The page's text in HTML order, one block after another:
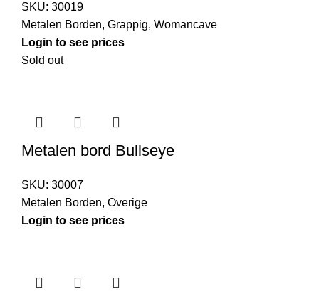
SKU: 30019
Metalen Borden, Grappig, Womancave
Login to see prices
Sold out
Metalen bord Bullseye
SKU: 30007
Metalen Borden, Overige
Login to see prices